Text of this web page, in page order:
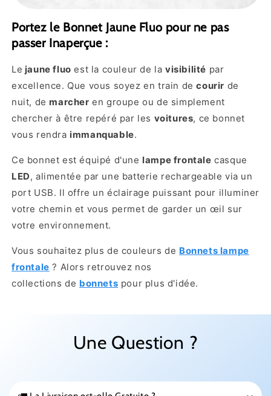
Portez le Bonnet Jaune Fluo pour ne pas
passer Inaperçue :
Le jaune fluo est la couleur de lavisibilité par
excellence. Que vous soyez en train decourir de
nuit, de marcher en groupe ou de simplement
chercher à être repéré par les voitures, ce bonnet
vous rendra immanquable.
Ce bonnet est équipé d'une lampe frontale casque
LED, alimentée par une batterie rechargeable via un
port USB. Il offre un éclairage puissant pour illuminer
votre chemin et vous permet de garder un œil sur
votre environnement.
Vous souhaitez plus de couleurs de Bonnets lampe
frontale ? Alors retrouvez nos
collectionsde bonnets pour plus d'idée.
Une Question ?